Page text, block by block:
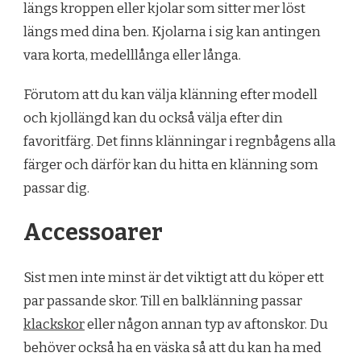
längs kroppen eller kjolar som sitter mer löst
längs med dina ben. Kjolarna i sig kan antingen
vara korta, medelllånga eller långa.
Förutom att du kan välja klänning efter modell
och kjollängd kan du också välja efter din
favoritfärg. Det finns klänningar i regnbågens alla
färger och därför kan du hitta en klänning som
passar dig.
Accessoarer
Sist men inte minst är det viktigt att du köper ett
par passande skor. Till en balklänning passar
klackskoreller någon annan typ av aftonskor. Du
behöver också ha en väska så att du kan ha med